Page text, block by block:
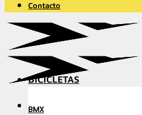
Contacto
BICICLETAS
BMX